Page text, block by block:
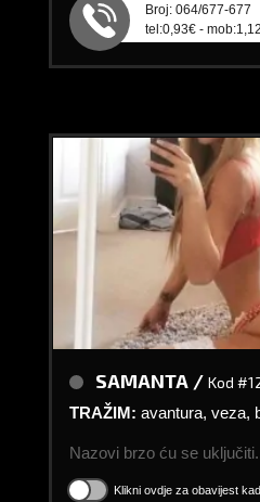
Broj: 064/677-677
tel:0,93€ -
SAMANTA / Kod
TRAŽIM: avantura, veza,
Nazovi brzo ću se
Klikni ovdje za obavijest